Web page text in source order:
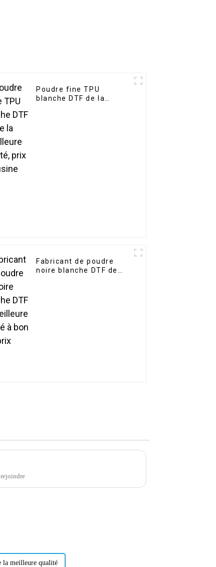
Poudre fine TPU
blanche DTF de la
Fabricant de poudre
noire blanche DTF de
la meilleure qualité